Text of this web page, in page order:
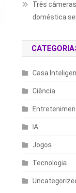
Três
doméstica
Casa
Ciência
IA
Jogos
Tecnologia